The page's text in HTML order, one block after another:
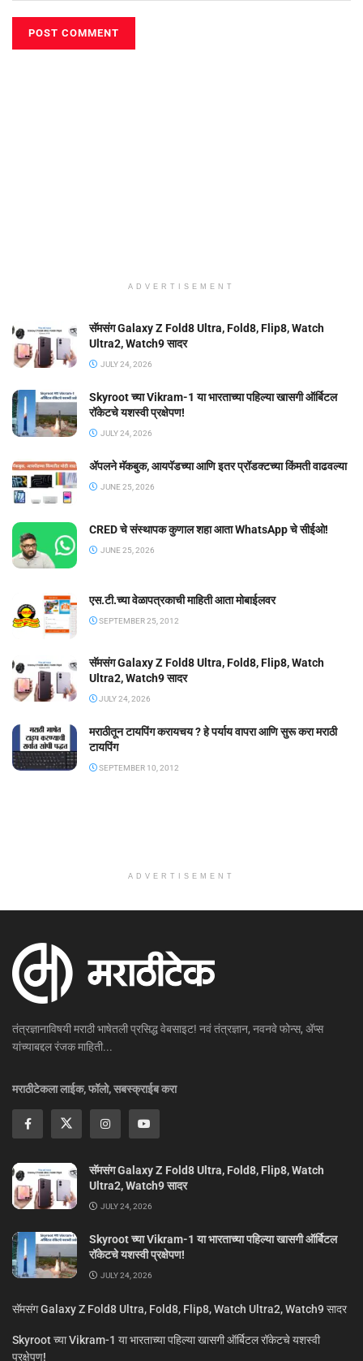
ADVERTISEMENT
सॅमसंग Galaxy Z Fold8 Ultra, Fold8, Flip8, Watch
Ultra2, Watch9 सादर
JULY 24, 2026
Skyroot च्या Vikram-1 या भारताच्या पहिल्या खासगी ऑर्बिटल
रॉकेटचे यशस्वी प्रक्षेपण!
JULY 24, 2026
ॲपलने मॅकबुक, आयपॅडच्या आणि इतर प्रॉडक्टच्या किंमती वाढवल्या
JUNE 25, 2026
CRED चे संस्थापक कुणाल शहा आता WhatsApp चे सीईओ!
JUNE 25, 2026
एस.टी.च्या वेळापत्रकाची माहिती आता मोबाईलवर
SEPTEMBER 25, 2012
सॅमसंग Galaxy Z Fold8 Ultra, Fold8, Flip8, Watch
Ultra2, Watch9 सादर
JULY 24, 2026
मराठीतून टायपिंग करायचय ? हे पर्याय वापरा आणि सुरू करा मराठी
टायपिंग
SEPTEMBER 10, 2012
ADVERTISEMENT
तंत्रज्ञानाविषयी मराठी भाषेतली प्रसिद्ध वेबसाइट! नवं तंत्रज्ञान, नवनवे फोन्स, ॲप्स
यांच्याबद्दल रंजक माहिती...
मराठीटेकला लाईक, फॉलो, सबस्क्राईब करा
सॅमसंग Galaxy Z Fold8 Ultra, Fold8, Flip8, Watch
Ultra2, Watch9 सादर
JULY 24, 2026
Skyroot च्या Vikram-1 या भारताच्या पहिल्या खासगी ऑर्बिटल
रॉकेटचे यशस्वी प्रक्षेपण!
JULY 24, 2026
सॅमसंग Galaxy Z Fold8 Ultra, Fold8, Flip8, Watch Ultra2, Watch9 सादर
Skyroot च्या Vikram-1 या भारताच्या पहिल्या खासगी ऑर्बिटल रॉकेटचे यशस्वी
प्रक्षेपण!